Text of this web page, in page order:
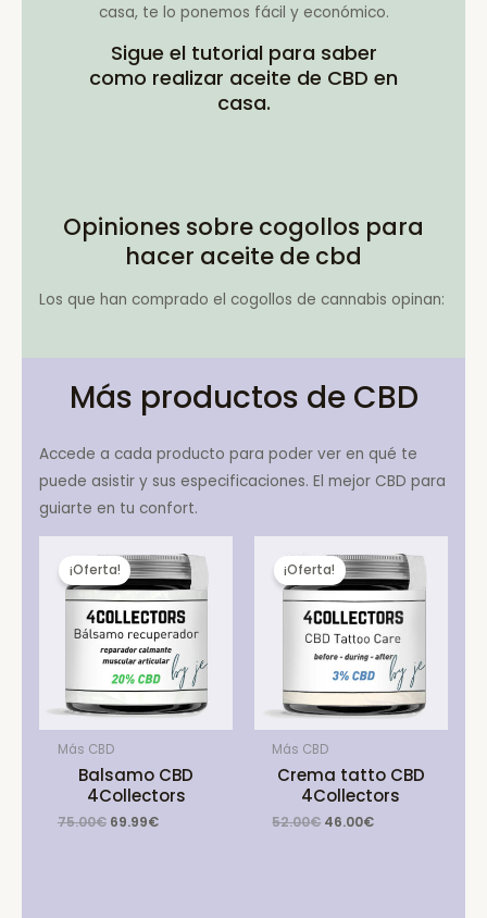
casa, te lo ponemos fácil y económico.
Sigue el tutorial para saber
como realizar aceite de CBD en
casa.
Opiniones sobre cogollos para
hacer aceite de cbd
Los que han comprado el cogollos de cannabis opinan:
Más productos de CBD
Accede a cada producto para poder ver en qué te
puede asistir y sus especificaciones. El mejor CBD para
guiarte en tu confort.
¡Oferta!
Más CBD
Balsamo CBD
4Collectors
75.00€ Original
69.99€Current
¡Oferta!
Más CBD
Crema tatto CBD
4Collectors
52.00€ Original
46.00€Current